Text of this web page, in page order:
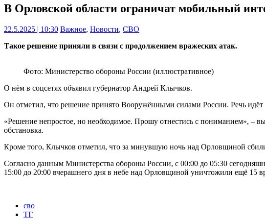
В Орловской области ограничат мобильный
22.5.2025 | 10:30 Важное, Новости, СВО
Такое решение приняли в связи с продолжением вражеских атак.
Фото: Министерство обороны России (иллюстративное)
О нём в соцсетях объявил губернатор Андрей Клычков.
Он отметил, что решение принято Вооружёнными силами России. Речь идёт
«Решение непростое, но необходимое. Прошу отнестись с пониманием», –
обстановка.
Кроме того, Клычков отметил, что за минувшую ночь над Орловщиной
Согласно данным Министерства обороны России, с 00:00 до 05:30
15:00 до 20:00 вчерашнего дня в небе над Орловщиной уничтожили ещё 15
сво
ТГ